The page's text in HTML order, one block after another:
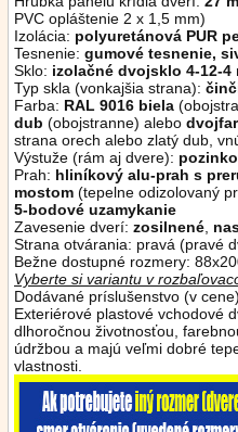
PVC opláštenie 2 x 1,5 mm)
Izolácia: polyuretánová PUR
Tesnenie: gumové tesnenie,
Sklo: izolačné dvojsklo 4-12-4
Typ skla (vonkajšia strana):
Farba: RAL 9016 biela
dub (obojstranne) alebo
strana orech alebo zlatý dub,
Výstuže (rám aj dvere):
Prah: hliníkový alu-prah s
mostom (tepelne odizolovaný
5-bodové uzamykanie
Zavesenie dverí: zosilnené
Strana otvárania: pravá (pravé
Bežne dostupné rozmery:
Vyberte si variantu v
Dodávané príslušenstvo (v
Exteriérové plastové vchodové
dlhoročnou životnosťou,
údržbou a majú veľmi dobré
vlastnosti.